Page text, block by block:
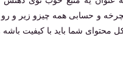
و حسابی همه چیزو زیر و
محتوای شما باید با کیفیت